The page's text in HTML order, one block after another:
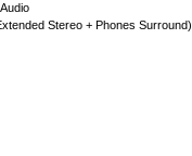
Stereo + Phones Surround)